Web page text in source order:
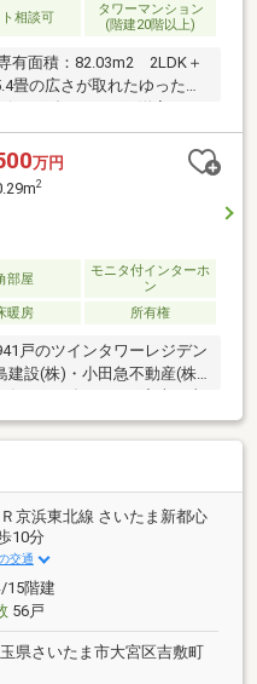
相談可
タワーマンション
(階建20階以上)
有面積：82.03m2 2LDK＋
畳の広さが取れたゆったり
し出します。・充実した共
める高層階ラウンジや、
ルーム等 充実した共用施
ミナル駅「大宮」徒歩9
幹線でのご旅行にも便利
氷川参道にも近く自然の
万円
2
部屋
モニタ付インターホ
ン
暖房 所有権
戸のツインタワーレジデン
設(株)・小田急不動産(株)
好◆リビングを見渡せるカ
トバス・浴室換気暖房乾燥
隣接◆全居室収納あり◆納
ット◆TVモニター付きイン
宅配ボックスあり◆近鉄住
ト飼育可能(細則有り)◆充
Ｒ京浜東北線 さいたま新都心
10分
交通
15階建
56戸
県さいたま市大宮区吉敷町